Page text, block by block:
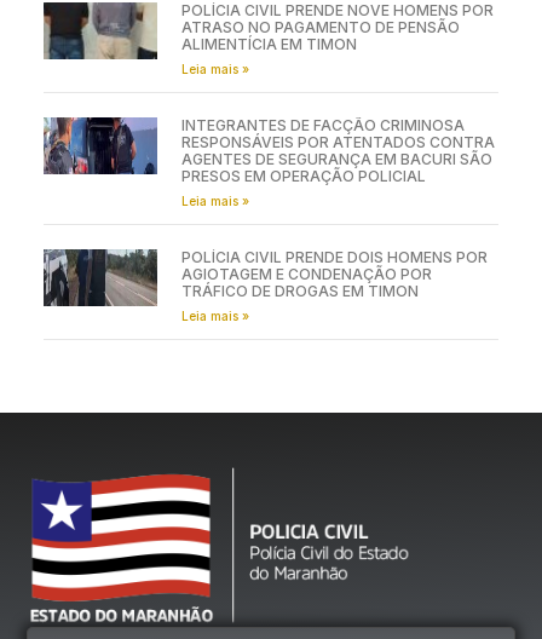
POLÍCIA CIVIL PRENDE NOVE HOMENS POR
ATRASO NO PAGAMENTO DE PENSÃO
ALIMENTÍCIA EM TIMON
Leia mais »
INTEGRANTES DE FACÇÃO CRIMINOSA
RESPONSÁVEIS POR ATENTADOS CONTRA
AGENTES DE SEGURANÇA EM BACURI SÃO
PRESOS EM OPERAÇÃO POLICIAL
Leia mais »
POLÍCIA CIVIL PRENDE DOIS HOMENS POR
AGIOTAGEM E CONDENAÇÃO POR
TRÁFICO DE DROGAS EM TIMON
Leia mais »